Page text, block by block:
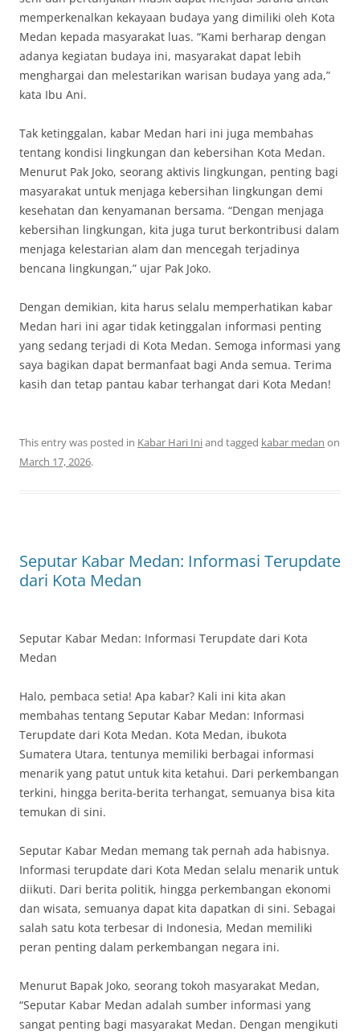
memperkenalkan kekayaan budaya yang dimiliki oleh Kota
Medan kepada masyarakat luas. “Kami berharap dengan
adanya kegiatan budaya ini, masyarakat dapat lebih
menghargai dan melestarikan warisan budaya yang ada,”
kata Ibu Ani.
Tak ketinggalan, kabar Medan hari ini juga membahas
tentang kondisi lingkungan dan kebersihan Kota Medan.
Menurut Pak Joko, seorang aktivis lingkungan, penting bagi
masyarakat untuk menjaga kebersihan lingkungan demi
kesehatan dan kenyamanan bersama. “Dengan menjaga
kebersihan lingkungan, kita juga turut berkontribusi dalam
menjaga kelestarian alam dan mencegah terjadinya
bencana lingkungan,” ujar Pak Joko.
Dengan demikian, kita harus selalu memperhatikan kabar
Medan hari ini agar tidak ketinggalan informasi penting
yang sedang terjadi di Kota Medan. Semoga informasi yang
saya bagikan dapat bermanfaat bagi Anda semua. Terima
kasih dan tetap pantau kabar terhangat dari Kota Medan!
This entry was posted in Kabar Hari Iniand tagged kabar medan on
March 17, 2026.
Seputar Kabar Medan: Informasi Terupdate
dari Kota Medan
Seputar Kabar Medan: Informasi Terupdate dari Kota
Medan
Halo, pembaca setia! Apa kabar? Kali ini kita akan
membahas tentang Seputar Kabar Medan: Informasi
Terupdate dari Kota Medan. Kota Medan, ibukota
Sumatera Utara, tentunya memiliki berbagai informasi
menarik yang patut untuk kita ketahui. Dari perkembangan
terkini, hingga berita-berita terhangat, semuanya bisa kita
temukan di sini.
Seputar Kabar Medan memang tak pernah ada habisnya.
Informasi terupdate dari Kota Medan selalu menarik untuk
diikuti. Dari berita politik, hingga perkembangan ekonomi
dan wisata, semuanya dapat kita dapatkan di sini. Sebagai
salah satu kota terbesar di Indonesia, Medan memiliki
peran penting dalam perkembangan negara ini.
Menurut Bapak Joko, seorang tokoh masyarakat Medan,
“Seputar Kabar Medan adalah sumber informasi yang
sangat penting bagi masyarakat Medan. Dengan mengikuti